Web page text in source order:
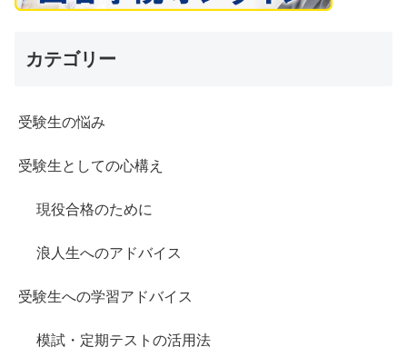
カテゴリー
受験生の悩み
受験生としての心構え
現役合格のために
浪人生へのアドバイス
受験生への学習アドバイス
模試・定期テストの活用法